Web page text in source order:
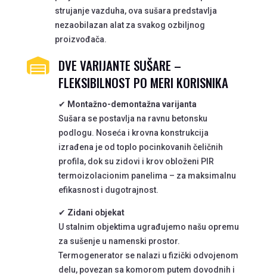
strujanje vazduha, ova sušara predstavlja
nezaobilazan alat za svakog ozbiljnog
proizvođača.
 DVE VARIJANTE SUŠARE –
FLEKSIBILNOST PO MERI KORISNIKA
✔ Montažno-demontažna varijanta
Sušara se postavlja na ravnu betonsku
podlogu. Noseća i krovna konstrukcija
izrađena je od toplo pocinkovanih čeličnih
profila, dok su zidovi i krov obloženi PIR
termoizolacionim panelima – za maksimalnu
efikasnost i dugotrajnost.
✔ Zidani objekat
U stalnim objektima ugrađujemo našu opremu
za sušenje u namenski prostor.
Termogenerator se nalazi u fizički odvojenom
delu, povezan sa komorom putem dovodnih i